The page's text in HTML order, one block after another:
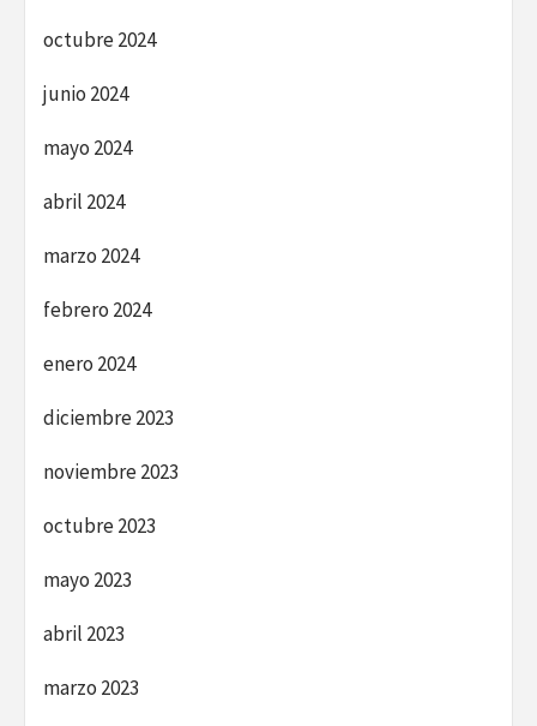
octubre 2024
junio 2024
mayo 2024
abril 2024
marzo 2024
febrero 2024
enero 2024
diciembre 2023
noviembre 2023
octubre 2023
mayo 2023
abril 2023
marzo 2023